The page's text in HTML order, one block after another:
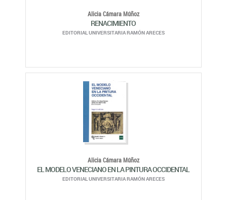
Alicia Cámara Múñoz
RENACIMIENTO
EDITORIAL UNIVERSITARIA RAMÓN ARECES
Alicia Cámara Múñoz
EL MODELO VENECIANO EN LA PINTURA OCCIDENTAL
EDITORIAL UNIVERSITARIA RAMÓN ARECES